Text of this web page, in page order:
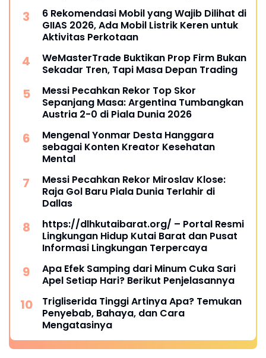
6 Rekomendasi Mobil yang Wajib Dilihat di
GIIAS 2026, Ada Mobil Listrik Keren untuk
Aktivitas Perkotaan
WeMasterTrade Buktikan Prop Firm Bukan
Sekadar Tren, Tapi Masa Depan Trading
Messi Pecahkan Rekor Top Skor
Sepanjang Masa: Argentina Tumbangkan
Austria 2-0 di Piala Dunia 2026
Mengenal Yonmar Desta Hanggara
sebagai Konten Kreator Kesehatan
Mental
Messi Pecahkan Rekor Miroslav Klose:
Raja Gol Baru Piala Dunia Terlahir di
Dallas
https://dlhkutaibarat.org/ – Portal Resmi
Lingkungan Hidup Kutai Barat dan Pusat
Informasi Lingkungan Terpercaya
Apa Efek Samping dari Minum Cuka Sari
Apel Setiap Hari? Berikut Penjelasannya
Trigliserida Tinggi Artinya Apa? Temukan
Penyebab, Bahaya, dan Cara
Mengatasinya